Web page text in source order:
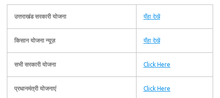
उत्तराखंड सरकारी योजना यँहा देखें
किसान योजना न्यूज़ यँहा देखें
सभी सरकारी योजना Click Here
प्रधानमंत्री योजनाएं Click Here